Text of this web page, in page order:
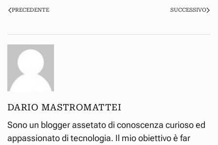
PRECEDENTE SUCCESSIVO
DARIO MASTROMATTEI
Sono un blogger assetato di conoscenza curioso ed
appassionato di tecnologia. Il mio obiettivo è far